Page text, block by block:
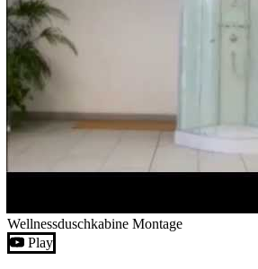
Wellnessduschkabine Montage
Play